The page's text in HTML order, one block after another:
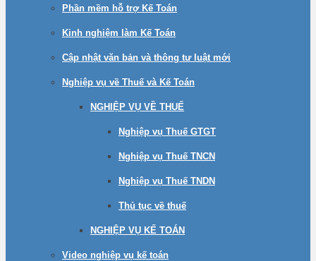
Phần mềm hỗ trợ Kế Toán
Kinh nghiệm làm Kế Toán
Cập nhật văn bản và thông tư luật mới
Nghiệp vụ về Thuế và Kế Toán
NGHIỆP VỤ VỀ THUẾ
Nghiệp vụ Thuế GTGT
Nghiệp vụ Thuế TNCN
Nghiệp vụ Thuế TNDN
Thủ tục về thuế
NGHIỆP VỤ KẾ TOÁN
Video nghiệp vụ kế toán